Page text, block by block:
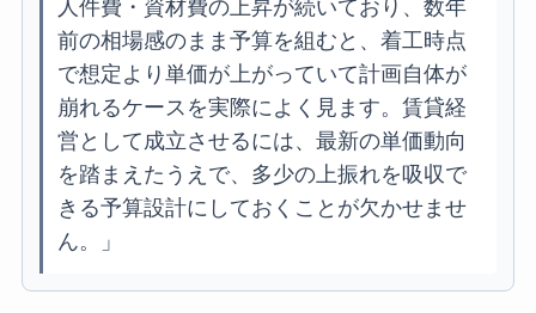
人件費・資材費の上昇が続いており、数年
前の相場感のまま予算を組むと、着工時点
で想定より単価が上がっていて計画自体が
崩れるケースを実際によく見ます。賃貸経
営として成立させるには、最新の単価動向
を踏まえたうえで、多少の上振れを吸収で
きる予算設計にしておくことが欠かせませ
ん。」